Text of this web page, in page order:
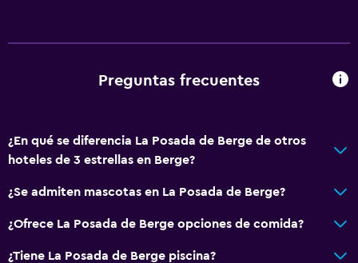
Preguntas frecuentes
¿En qué se diferencia La Posada de Berge de otros
hoteles de 3 estrellas en Berge?
¿Se admiten mascotas en La Posada de Berge?
¿Ofrece La Posada de Berge opciones de comida?
¿Tiene La Posada de Berge piscina?